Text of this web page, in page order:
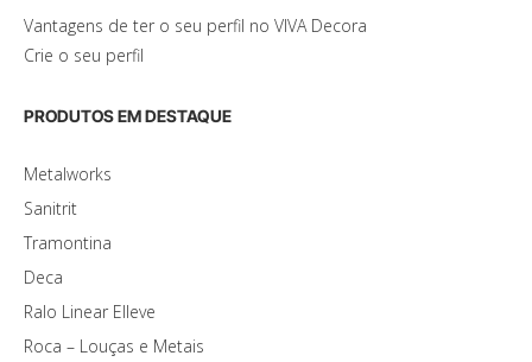
Vantagens de ter o seu perfil no VIVA Decora
Crie o seu perfil
PRODUTOS EM DESTAQUE
Metalworks
Sanitrit
Tramontina
Deca
Ralo Linear Elleve
Roca – Louças e Metais